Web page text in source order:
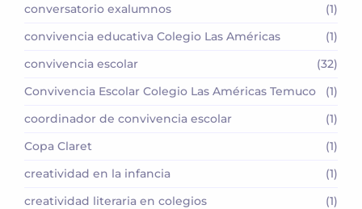
conversatorio exalumnos
(1)
convivencia educativa Colegio Las Américas
(1)
convivencia escolar
(32)
Convivencia Escolar Colegio Las Américas Temuco
(1)
coordinador de convivencia escolar
(1)
Copa Claret
(1)
creatividad en la infancia
(1)
creatividad literaria en colegios
(1)